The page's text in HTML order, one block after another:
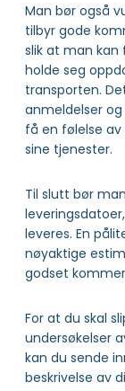
Man bør også
tilbyr gode
slik at man kan
holde seg
transporten.
anmeldelser
få en følelse
sine tjenester.
Til slutt bør
leveres. En
nøyaktige
godset
For at du skal
undersøkelser
kan du sende
beskrivelse av